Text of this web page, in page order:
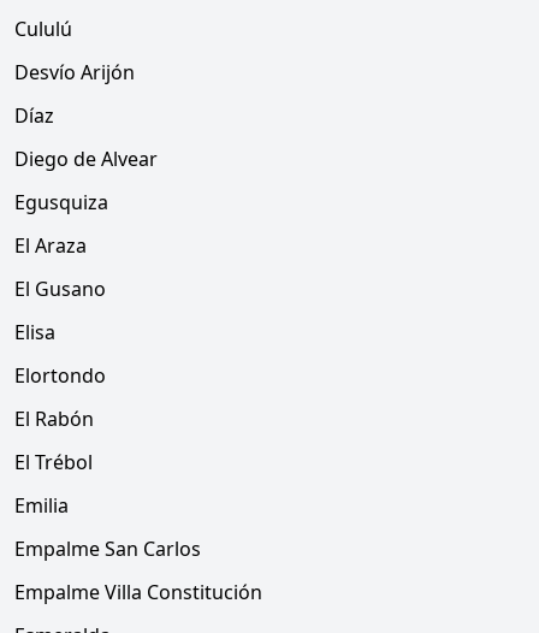
Cululú
Desvío Arijón
Díaz
Diego de Alvear
Egusquiza
El Araza
El Gusano
Elisa
Elortondo
El Rabón
El Trébol
Emilia
Empalme San Carlos
Empalme Villa Constitución